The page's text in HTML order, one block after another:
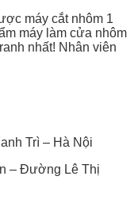
máy cắt nhôm 1
máy làm cửa nhôm
nhất! Nhân viên
Trì – Hà Nội
– Đường Lê Thị